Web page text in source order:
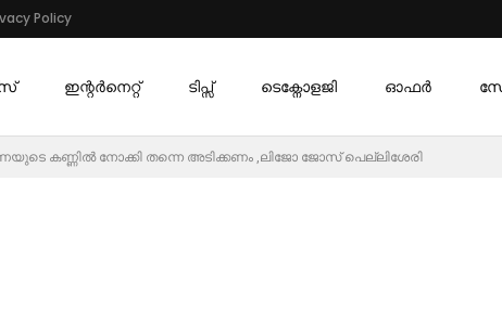
Policy
ഇന്റര്‍നെറ്റ് ടിപ്സ് ടെക്നോളജി ഓഫര്‍
കണ്ണിൽ നോക്കി തന്നെ അടിക്കണം ,ലിജോ ജോസ് പെല്ലിശേരി